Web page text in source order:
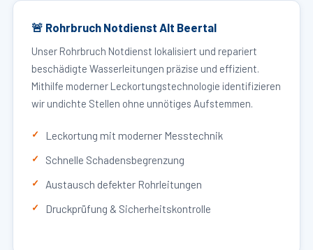
🚨 Rohrbruch Notdienst Alt Beertal
Unser Rohrbruch Notdienst lokalisiert und repariert
beschädigte Wasserleitungen präzise und effizient.
Mithilfe moderner Leckortungstechnologie identifizieren
wir undichte Stellen ohne unnötiges Aufstemmen.
Leckortung mit moderner Messtechnik
Schnelle Schadensbegrenzung
Austausch defekter Rohrleitungen
Druckprüfung & Sicherheitskontrolle